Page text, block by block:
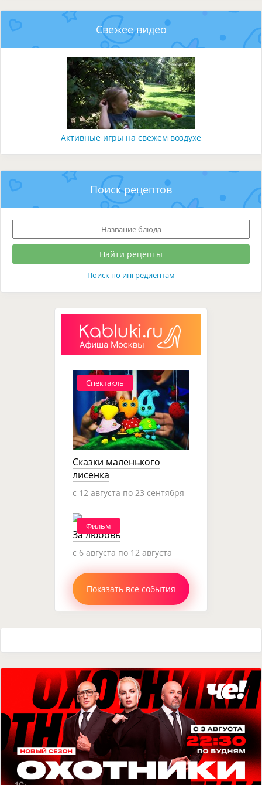
Свежее видео
Активные игры на свежем воздухе
Поиск рецептов
Поиск по ингредиентам
Спектакль
Сказки маленького
лисенка
c 12 августа по 23 сентября
Фильм
За любовь
c 6 августа по 12 августа
Показать все события